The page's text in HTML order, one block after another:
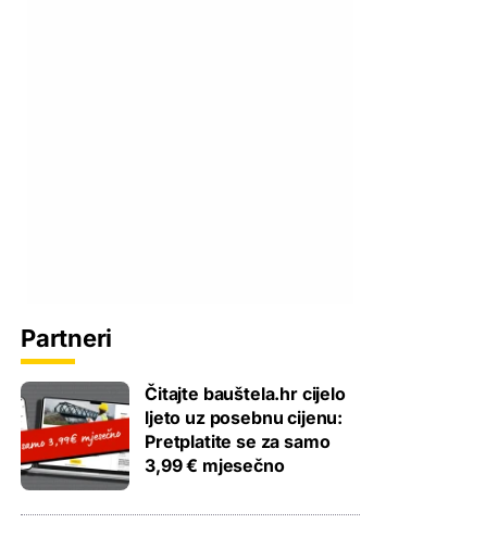
Partneri
Čitajte bauštela.hr cijelo
ljeto uz posebnu cijenu:
Pretplatite se za samo
3,99 € mjesečno